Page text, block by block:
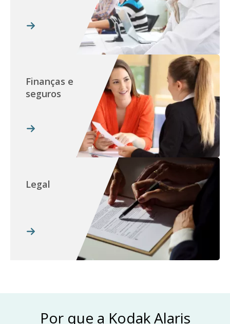
Finanças e
seguros
Legal
Por que a Kodak Alaris